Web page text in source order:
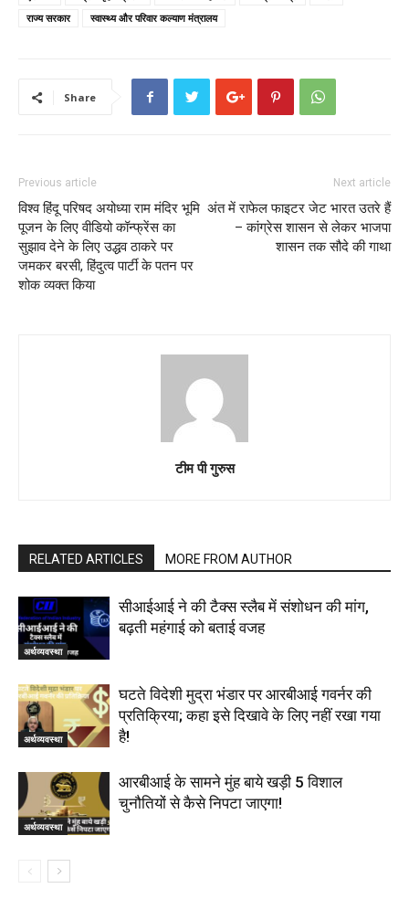
राज्य सरकार
स्वास्थ्य और परिवार कल्याण मंत्रालय
Share
Previous article
विश्व हिंदू परिषद अयोध्या राम मंदिर भूमि
पूजन के लिए वीडियो कॉन्फ्रेंस का
सुझाव देने के लिए उद्धव ठाकरे पर
जमकर बरसी, हिंदुत्व पार्टी के पतन पर
शोक व्यक्त किया
Next article
अंत में राफेल फाइटर जेट भारत उतरे हैं
– कांग्रेस शासन से लेकर भाजपा
शासन तक सौदे की गाथा
टीम पी गुरुस
RELATED ARTICLES MORE FROM AUTHOR
अर्थव्यवस्था
सीआईआई ने की टैक्स स्लैब में संशोधन की मांग,
बढ़ती महंगाई को बताई वजह
अर्थव्यवस्था
घटते विदेशी मुद्रा भंडार पर आरबीआई गवर्नर की
प्रतिक्रिया; कहा इसे दिखावे के लिए नहीं रखा गया
है!
अर्थव्यवस्था
आरबीआई के सामने मुंह बाये खड़ी 5 विशाल
चुनौतियों से कैसे निपटा जाएगा!